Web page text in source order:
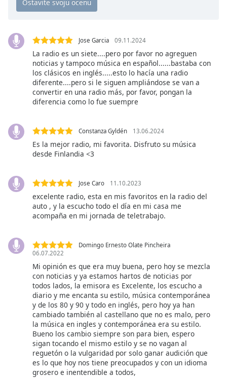
Chapters
Descriptions
descriptions
selected
settings
opens
subtitles
settings
subtitles
off
selected
Picture-
in-
Fullscreen
Beginning
Jose Garcia 09.11.2024
La radio es un siete....pero por favor no agreguen
noticias y tampoco música en español......bastaba con
los clásicos en inglés.....esto lo hacía una radio
diferente....pero si le siguen ampliándose se van a
convertir en una radio más, por favor, pongan la
diferencia como lo fue suempre
Constanza Gyldén 13.06.2024
Es la mejor radio, mi favorita. Disfruto su música
desde Finlandia <3
Jose Caro 11.10.2023
excelente radio, esta en mis favoritos en la radio del
auto , y la escucho todo el día en mi casa me
acompaña en mi jornada de teletrabajo.
Domingo Ernesto Olate Pincheira
06.07.2022
Mi opinión es que era muy buena, pero hoy se mezcla
con noticias y ya estamos hartos de noticias por
todos lados, la emisora es Excelente, los escucho a
diario y me encanta su estilo, música contemporánea
y de los 80 y 90 y todo en inglés, pero hoy ya han
cambiado también al castellano que no es malo, pero
la música en ingles y contemporánea era su estilo.
Bueno los cambio siempre son para bien, espero
sigan tocando el mismo estilo y se no vagan al
reguetón o la vulgaridad por solo ganar audición que
es lo que hoy nos tiene preocupados y con un idioma
grosero e inentendible a todos,